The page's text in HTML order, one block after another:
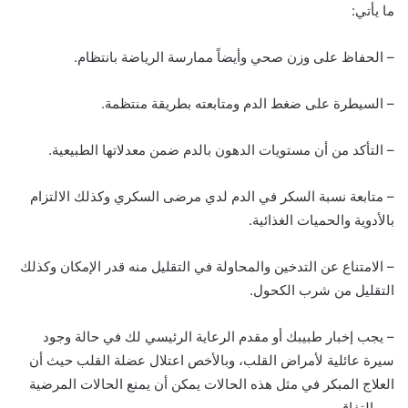
ما يأتي:
– الحفاظ على وزن صحي وأيضاً ممارسة الرياضة بانتظام.
– السيطرة على ضغط الدم ومتابعته بطريقة منتظمة.
– التأكد من أن مستويات الدهون بالدم ضمن معدلاتها الطبيعية.
– متابعة نسبة السكر في الدم لدي مرضى السكري وكذلك الالتزام
بالأدوية والحميات الغذائية.
– الامتناع عن التدخين والمحاولة في التقليل منه قدر الإمكان وكذلك
التقليل من شرب الكحول.
– يجب إخبار طبيبك أو مقدم الرعاية الرئيسي لك في حالة وجود
سيرة عائلية لأمراض القلب، وبالأخص اعتلال عضلة القلب حيث أن
العلاج المبكر في مثل هذه الحالات يمكن أن يمنع الحالات المرضية